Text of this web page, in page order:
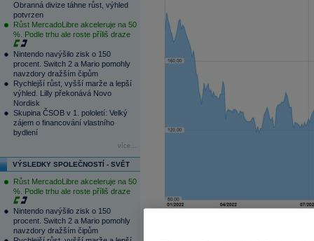
Obranná divize táhne růst, výhled
potvrzen
Růst MercadoLibre akceleruje na 50
%. Podle trhu ale roste příliš draze
Nintendo navýšilo zisk o 150
procent. Switch 2 a Mario pomohly
navzdory dražším čipům
Rychlejší růst, vyšší marže a lepší
výhled. Lilly překonává Novo
Nordisk
Skupina ČSOB v 1. pololetí: Velký
zájem o financování vlastního
bydlení
více...
VÝSLEDKY SPOLEČNOSTÍ - SVĚT
Růst MercadoLibre akceleruje na 50
%. Podle trhu ale roste příliš draze
Nintendo navýšilo zisk o 150
procent. Switch 2 a Mario pomohly
navzdory dražším čipům